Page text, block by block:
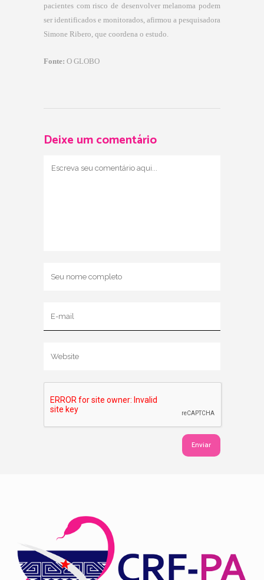
pacientes com risco de desenvolver melanoma podem
ser identificados e monitorados, afirmou a pesquisadora
Simone Ribero, que coordena o estudo.
Fonte: O GLOBO
Deixe um comentário